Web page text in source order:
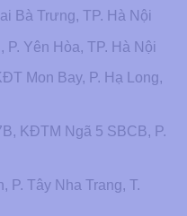
Bà Trưng, TP. Hà Nội
P. Yên Hòa, TP. Hà Nội
Mon Bay, P. Hạ Long,
KĐTM Ngã 5 SBCB, P.
P. Tây Nha Trang, T.